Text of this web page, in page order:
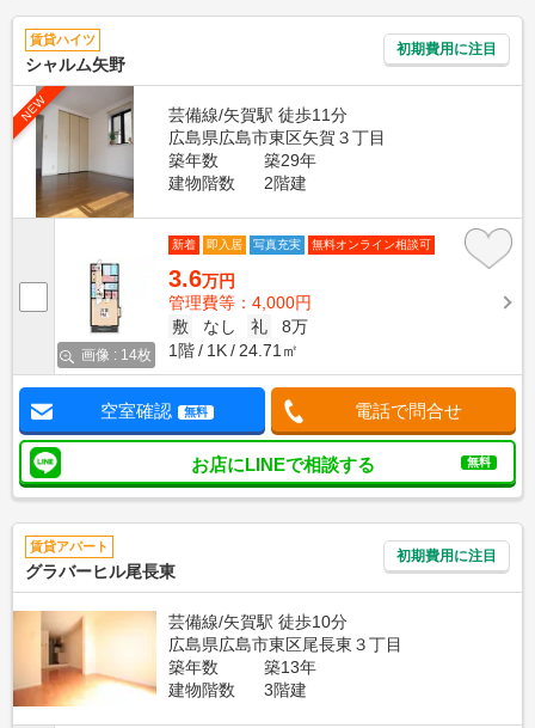
賃貸ハイツ
シャルム矢野
初期費用に注目
NEW
芸備線/矢賀駅 徒歩11分
広島県広島市東区矢賀３丁目
築年数
築29年
建物階数
2階建
画像 : 14枚
新着 即入居 写真充実 無料オンライン相談可
3.6万円
管理費等：4,000円
敷
なし 礼
8万
1階
1K 24.71㎡
空室確認 無料 電話で問合せ
お店にLINEで相談する 無料
賃貸アパート
グラバーヒル尾長東
初期費用に注目
芸備線/矢賀駅 徒歩10分
広島県広島市東区尾長東３丁目
築年数
築13年
建物階数
3階建